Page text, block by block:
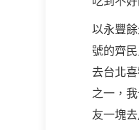
以永豐
號的齊
去台北
之一，
友一塊去